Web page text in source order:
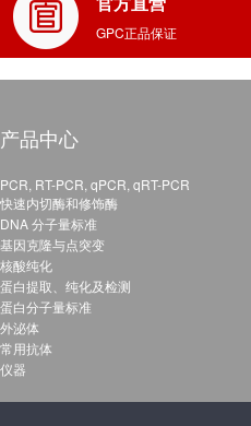
GPC正品保证
产品中心
PCR, RT-PCR, qPCR, qRT-PCR
快速内切酶和修饰酶
DNA 分子量标准
基因克隆与点突变
核酸纯化
蛋白提取、纯化及检测
蛋白分子量标准
外泌体
常用抗体
仪器